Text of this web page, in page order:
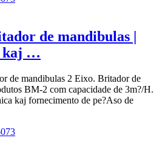
de mandibulas |
kaj …
de mandibulas 2 Eixo. Britador de
BM-2 com capacidade de 3m?/H.
kaj fornecimento de pe?Aso de